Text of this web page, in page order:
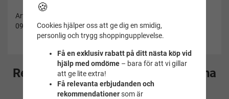
Artikelnummer:
09-032-S
Rekommenderade tillbehör till denna
produkt
🍪
Cookies hjälper oss att ge dig en smidig,
personlig och trygg shoppingupplevelse.
Få en exklusiv rabatt på ditt nästa köp vid
hjälp med omdöme– bara för att vi gillar
att ge lite extra!
Få relevanta erbjudanden och
rekommendationersom är